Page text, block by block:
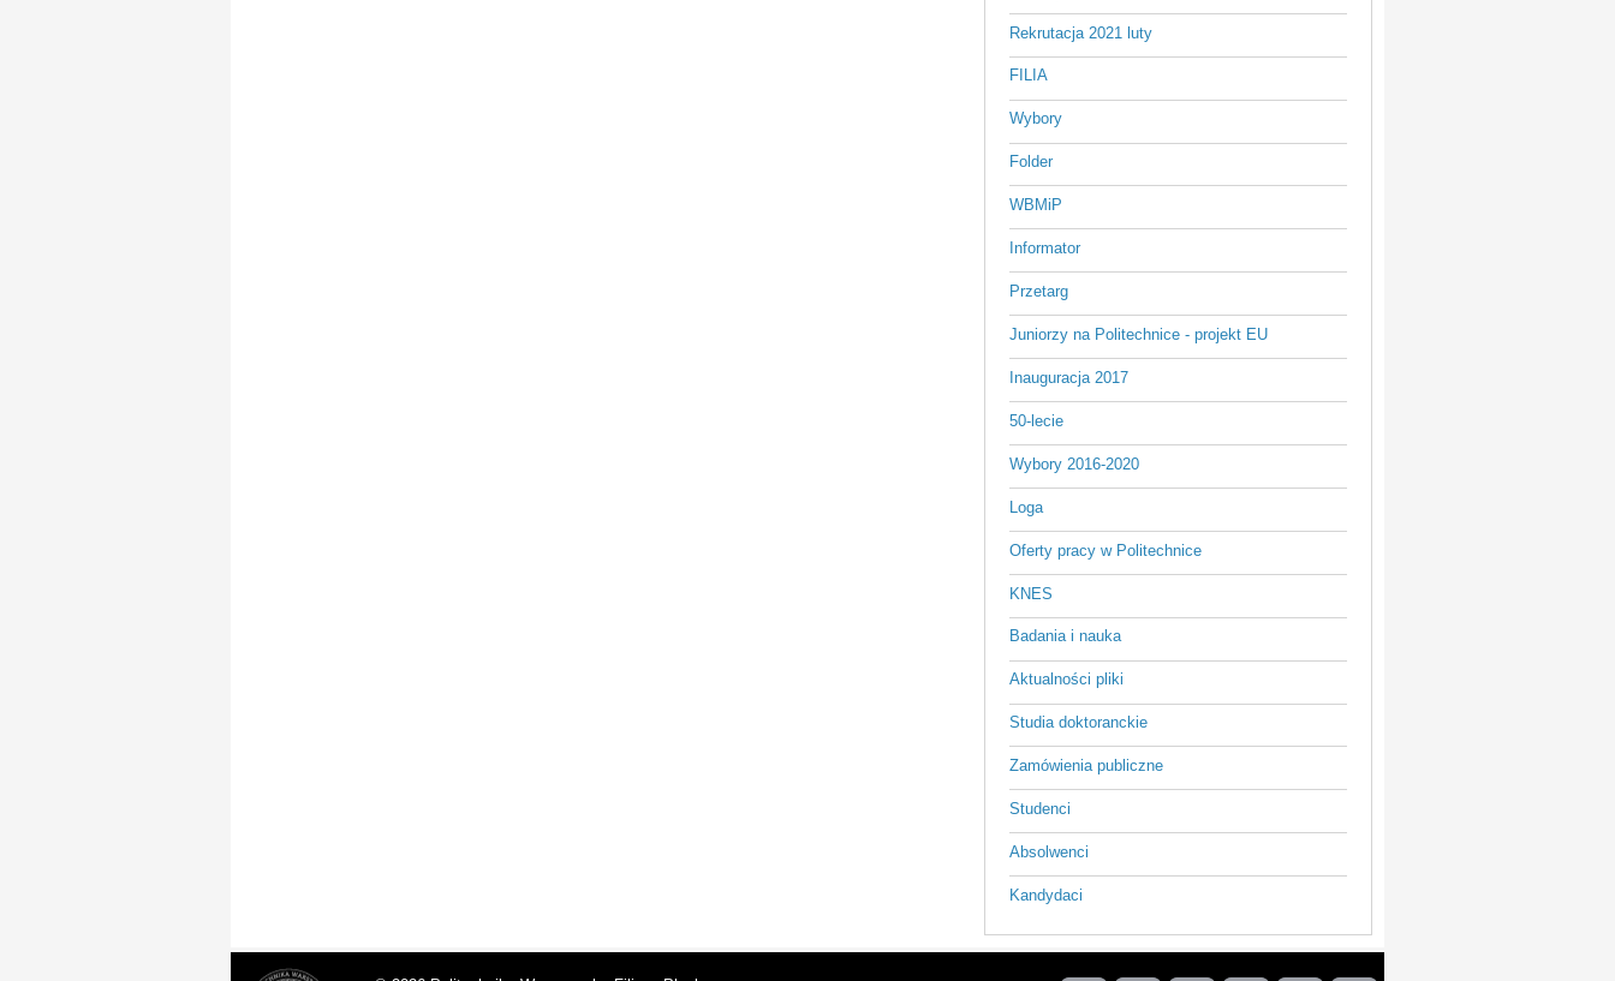
Rekrutacja 2021 luty
FILIA
Wybory
Folder
WBMiP
Informator
Przetarg
Juniorzy na Politechnice - projekt EU
Inauguracja 2017
50-lecie
Wybory 2016-2020
Loga
Oferty pracy w Politechnice
KNES
Badania i nauka
Aktualności pliki
Studia doktoranckie
Zamówienia publiczne
Studenci
Absolwenci
Kandydaci